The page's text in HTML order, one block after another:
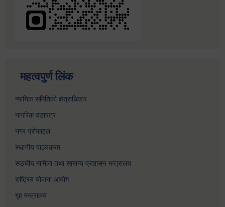
महत्वपुर्ण लिंक
न्यायिक समितिको क्षेत्राधिकार
नागरिक वडापत्र
नगर प्रोफाइल
स्थानीय पाठ्यक्रम
सङ्घीय मामिला तथा सामान्य प्रशासन मन्त्रालय
राष्ट्रिय योजना आयोग
गृह मन्त्रालय